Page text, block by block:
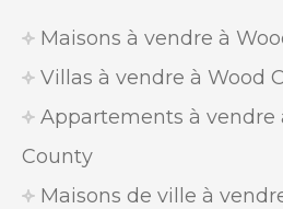
Maisons à vendre à
Villas à vendre à Wood
Appartements à vendre
County
Maisons de ville à